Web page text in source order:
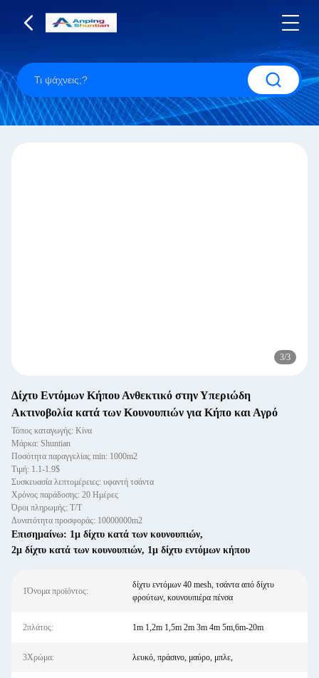
3/3
Δίχτυ Εντόμων Κήπου Ανθεκτικό στην Υπεριώδη
Ακτινοβολία κατά των Κουνουπιών για Κήπο και Αγρό
Τόπος καταγωγής: Κίνα
Μάρκα: Shuntian
Ποσότητα παραγγελίας min: 1000m2
Τιμή: 1.1-1.9$
Συσκευασία λεπτομέρειες: υφαντή τσάντα
Χρόνος παράδοσης: 20 Ημέρες
Όροι πληρωμής: T/T
Δυνατότητα προσφοράς: 10000000m2
Επισημαίνω: 1μ δίχτυ κατά των κουνουπιών,
2μ δίχτυ κατά των κουνουπιών, 1μ δίχτυ εντόμων κήπου
1Όνομα προϊόντος:
δίχτυ εντόμων 40 mesh, τσάντα από δίχτυ
φρούτων, κουνουπιέρα πένσα
2πλάτος: 1m 1,2m 1,5m 2m 3m 4m 5m,6m-20m
3Χρώμα: λευκό, πράσινο, μαύρο, μπλε,